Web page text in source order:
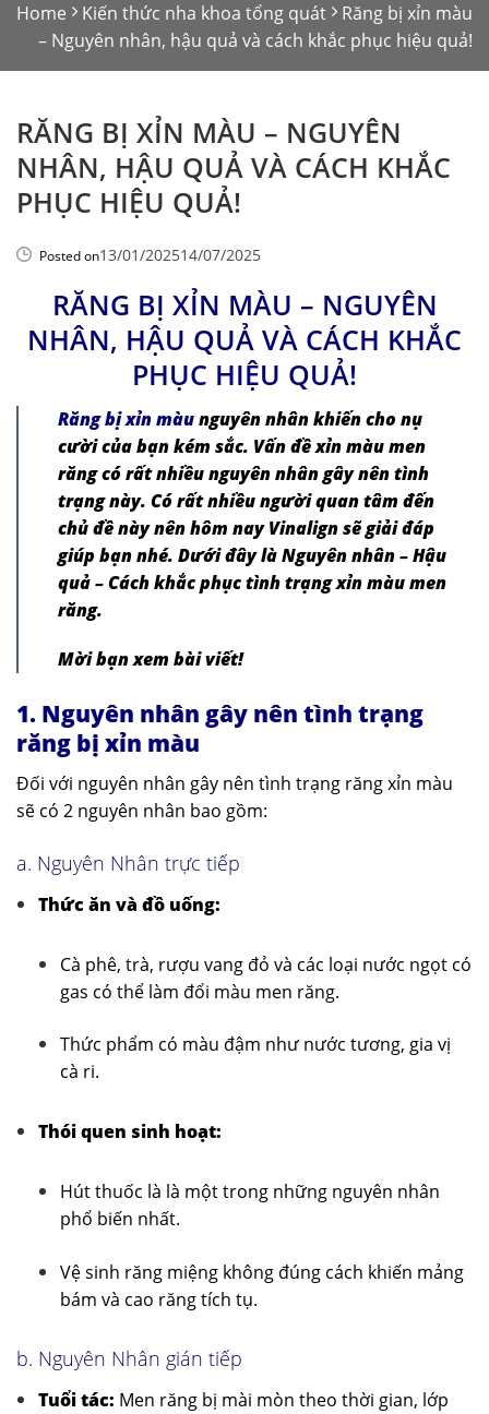
Home
Kiến thức nha khoa tổng quát
Răng bị xỉn màu
– Nguyên nhân, hậu quả và cách khắc phục hiệu quả!
RĂNG BỊ XỈN MÀU – NGUYÊN
NHÂN, HẬU QUẢ VÀ CÁCH KHẮC
PHỤC HIỆU QUẢ!
Posted on13/01/202514/07/2025
RĂNG BỊ XỈN MÀU – NGUYÊN
NHÂN, HẬU QUẢ VÀ CÁCH KHẮC
PHỤC HIỆU QUẢ!
Răng bị xỉn màunguyên nhân khiến cho nụ
cười của bạn kém sắc. Vấn đề xỉn màu men
răng có rất nhiều nguyên nhân gây nên tình
trạng này. Có rất nhiều người quan tâm đến
chủ đề này nên hôm nay Vinalign sẽ giải đáp
giúp bạn nhé. Dưới đây là Nguyên nhân – Hậu
quả – Cách khắc phục tình trạng xỉn màu men
răng.
Mời bạn xem bài viết!
1. Nguyên nhân gây nên tình trạng
răng bị xỉn màu
Đối với nguyên nhân gây nên tình trạng răng xỉn màu
sẽ có 2 nguyên nhân bao gồm:
a. Nguyên Nhân trực tiếp
Thức ăn và đồ uống:
Cà phê, trà, rượu vang đỏ và các loại nước ngọt có
gas có thể làm đổi màu men răng.
Thức phẩm có màu đậm như nước tương, gia vị
cà ri.
Thói quen sinh hoạt:
Hút thuốc là là một trong những nguyên nhân
phổ biến nhất.
Vệ sinh răng miệng không đúng cách khiến mảng
bám và cao răng tích tụ.
b. Nguyên Nhân gián tiếp
Tuổi tác: Men răng bị mài mòn theo thời gian, lớp